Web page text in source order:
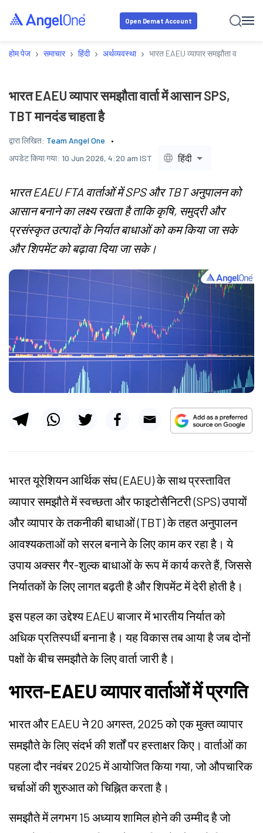
Open Demat Account
होम पेज › समाचार › हिंदी › अर्थव्यवस्था › भारत EAEU व्यापार समझौता वार्ता में
भारत EAEU व्यापार समझौता वार्ता में आसान SPS,
TBT मानदंड चाहता है
द्वारा लिखित: Team Angel One
अपडेट किया गया: 10 Jun 2026, 4:20 am IST हिंदी
भारत EAEU FTA वार्ताओं में SPS और TBT अनुपालन को
आसान बनाने का लक्ष्य रखता है ताकि कृषि, समुद्री और
प्रसंस्कृत उत्पादों के निर्यात बाधाओं को कम किया जा सके
और शिपमेंट को बढ़ावा दिया जा सके।
भारत यूरेशियन आर्थिक संघ (EAEU) के साथ प्रस्तावित
व्यापार समझौते में स्वच्छता और फाइटोसैनिटरी (SPS) उपायों
और व्यापार के तकनीकी बाधाओं (TBT) के तहत अनुपालन
आवश्यकताओं को सरल बनाने के लिए काम कर रहा है। ये
उपाय अक्सर गैर-शुल्क बाधाओं के रूप में कार्य करते हैं, जिससे
निर्यातकों के लिए लागत बढ़ती है और शिपमेंट में देरी होती है।
इस पहल का उद्देश्य EAEU बाजार में भारतीय निर्यात को
अधिक प्रतिस्पर्धी बनाना है। यह विकास तब आया है जब दोनों
पक्षों के बीच समझौते के लिए वार्ता जारी है।
भारत-EAEU व्यापार वार्ताओं में प्रगति
भारत और EAEU ने 20 अगस्त, 2025 को एक मुक्त व्यापार
समझौते के लिए संदर्भ की शर्तों पर हस्ताक्षर किए। वार्ताओं का
पहला दौर नवंबर 2025 में आयोजित किया गया, जो औपचारिक
चर्चाओं की शुरुआत को चिह्नित करता है।
समझौते में लगभग 15 अध्याय शामिल होने की उम्मीद है जो